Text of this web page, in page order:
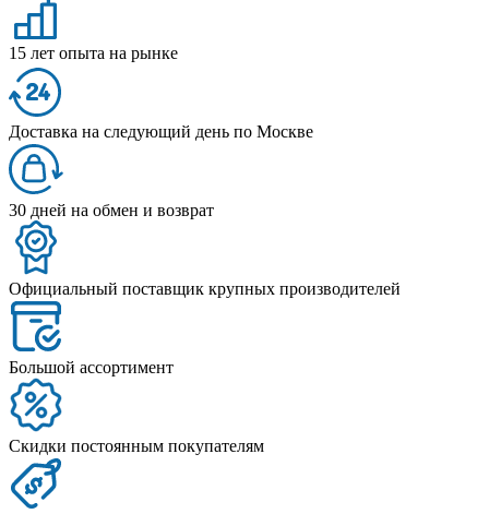
15 лет опыта на рынке
Доставка на следующий день по Москве
30 дней на обмен и возврат
Официальный поставщик крупных производителей
Большой ассортимент
Скидки постоянным покупателям